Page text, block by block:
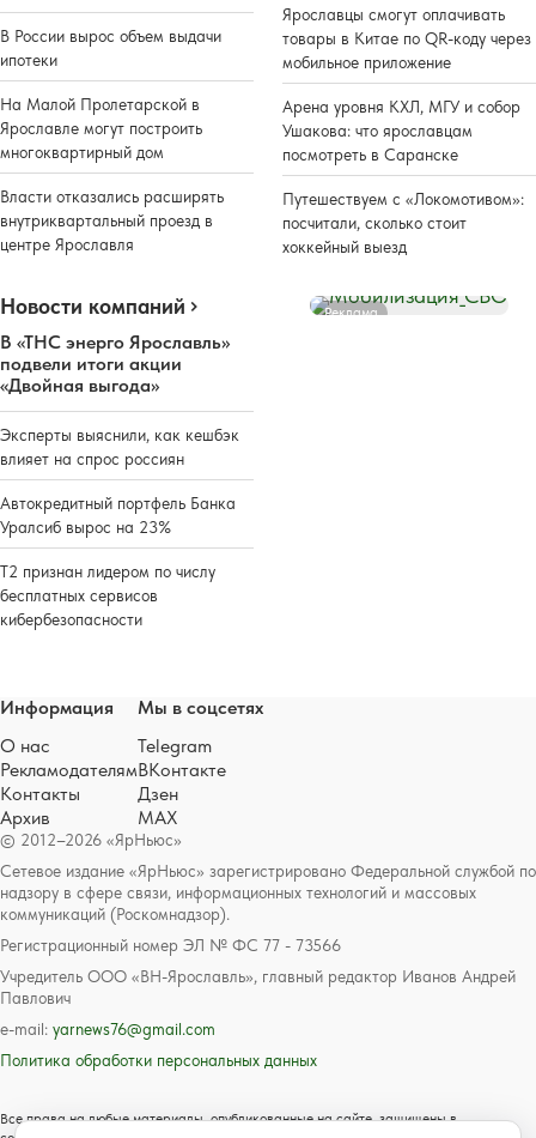
В России вырос объем выдачи
ипотеки
На Малой Пролетарской в
Ярославле могут построить
многоквартирный дом
Власти отказались расширять
внутриквартальный проезд в
центре Ярославля
Ярославцы смогут оплачивать
товары в Китае по QR-коду через
мобильное приложение
Арена уровня КХЛ, МГУ и собор
Ушакова: что ярославцам
посмотреть в Саранске
Путешествуем с «Локомотивом»:
посчитали, сколько стоит
хоккейный выезд
Новости компаний
В «ТНС энерго Ярославль»
подвели итоги акции
«Двойная выгода»
Эксперты выяснили, как кешбэк
влияет на спрос россиян
Автокредитный портфель Банка
Уралсиб вырос на 23%
Т2 признан лидером по числу
бесплатных сервисов
кибербезопасности
Реклама
© 2012–2026 «ЯрНьюс»
Сетевое издание «ЯрНьюс» зарегистрировано Федеральной службой по
надзору в сфере связи, информационных технологий и массовых
коммуникаций (Роскомнадзор).
Регистрационный номер ЭЛ № ФС 77 - 73566
Учредитель ООО «ВН-Ярославль», главный редактор Иванов Андрей
Павлович
e-mail: yarnews76@gmail.com
Политика обработки персональных данных
Все права на любые материалы, опубликованные на сайте, защищены в
Информация
О нас
Рекламодателям
Контакты
Архив
Мы в соцсетях
Telegram
ВКонтакте
Дзен
MAX